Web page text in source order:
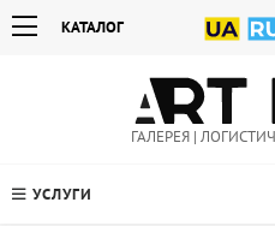
КАТАЛОГ
ГАЛЕРЕЯ |
УСЛУГИ